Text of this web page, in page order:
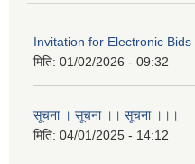
Invitation for Electronic Bids
मिति: 01/02/2026 - 09:32
सूचना । सूचना ।। सूचना ।।।
मिति: 04/01/2025 - 14:12